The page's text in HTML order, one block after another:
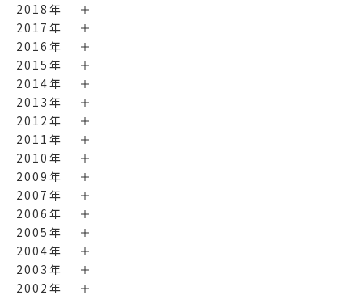
2018年
2017年
2016年
2015年
2014年
2013年
2012年
2011年
2010年
2009年
2007年
2006年
2005年
2004年
2003年
2002年